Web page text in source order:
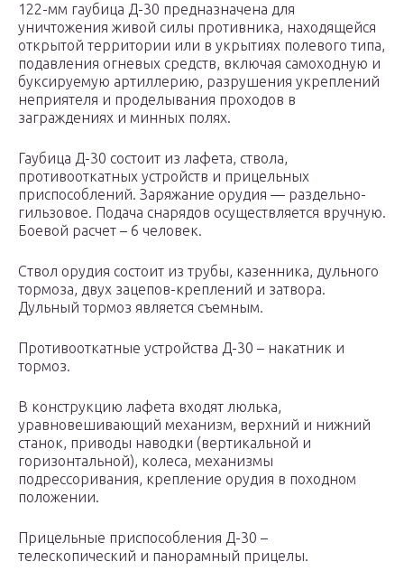
122-мм гаубица Д-30 предназначена для
уничтожения живой силы противника, находящейся
открытой территории или в укрытиях полевого типа,
подавления огневых средств, включая самоходную и
буксируемую артиллерию, разрушения укреплений
неприятеля и проделывания проходов в
заграждениях и минных полях.
Гаубица Д-30 состоит из лафета, ствола,
противооткатных устройств и прицельных
приспособлений. Заряжание орудия — раздельно-
гильзовое. Подача снарядов осуществляется вручную.
Боевой расчет – 6 человек.
Ствол орудия состоит из трубы, казенника, дульного
тормоза, двух зацепов-креплений и затвора.
Дульный тормоз является съемным.
Противооткатные устройства Д-30 – накатник и
тормоз.
В конструкцию лафета входят люлька,
уравновешивающий механизм, верхний и нижний
станок, приводы наводки (вертикальной и
горизонтальной), колеса, механизмы
подрессоривания, крепление орудия в походном
положении.
Прицельные приспособления Д-30 –
телескопический и панорамный прицелы.